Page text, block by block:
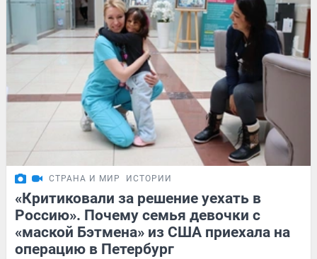
СТРАНА И МИР ИСТОРИИ
«Критиковали за решение уехать в
Россию». Почему семья девочки с
«маской Бэтмена» из США приехала на
операцию в Петербург